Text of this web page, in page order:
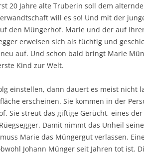
20 Jahre alte Truberin soll dem
will es so! Und mit der
den Müngerhof. Marie und der auf
erweisen sich als tüchtig und
auf. Und schon bald bringt Marie
Kind zur Welt.
einstellen, dann dauert es meist nicht
erscheinen. Sie kommen in der
Sie streut das giftige Gerücht, eines
Damit nimmt das Unheil
Marie das Müngergut verlassen.
Johann Münger seit Jahren tot ist.